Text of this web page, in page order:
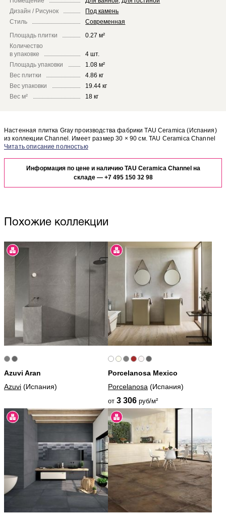
Дизайн / Рисунок
Под камень
Стиль
Современная
Площадь плитки
0.27 м²
Количество
в упаковке
4 шт.
Площадь упаковки
1.08 м²
Вес плитки
4.86 кг
Вес упаковки
19.44 кг
Вес м²
18 кг
Настенная плитка Gray производства фабрики TAU Ceramica (Испания)
из коллекции Channel. Имеет размер 30 × 90 см. TAU Сeramica Channel
Gray отлично сочетается с другими элементами коллекции Channel.
отделке Вашего помещения, закажите бесплатный дизайн-проект с
использованием элементов коллекции TAU Ceramica Channel.
Информация по цене и наличию TAU Сeramica Channel на
складе — +7 495 150 32 98
Похожие коллекции
Azuvi Aran
Azuvi (Испания)
Porcelanosa Mexico
Porcelanosa (Испания)
от 3 306 руб/м²